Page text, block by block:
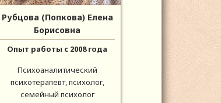
Рубцова (Попкова) Елена
Борисовна
Опыт работы с 2008 года
Психоаналитический
психотерапевт, психолог,
семейный психолог